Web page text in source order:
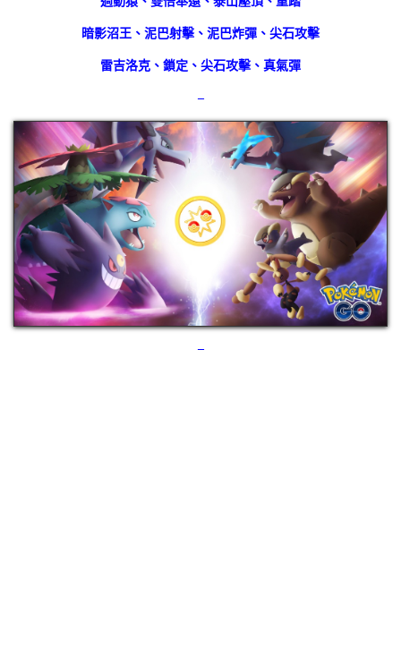
暗影沼王、泥巴射擊、泥巴炸彈、尖石攻擊
雷吉洛克、鎖定、尖石攻擊、真氣彈
–
–